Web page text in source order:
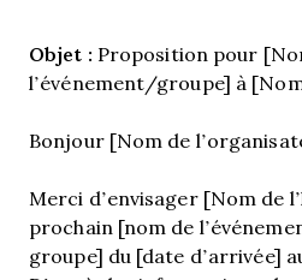
Objet : Proposition pour
l’événement/groupe] à
Bonjour [Nom de
Merci d’envisager [Nom de
prochain [nom de
groupe] du [date d’arrivée]